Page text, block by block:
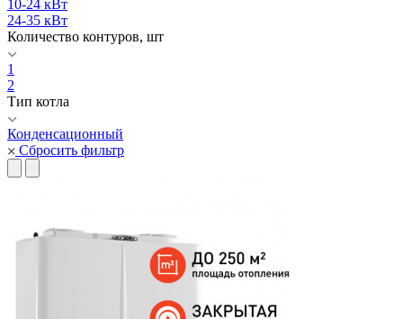
10-24 кВт
24-35 кВт
Количество контуров, шт
1
2
Тип котла
Конденсационный
Сбросить фильтр